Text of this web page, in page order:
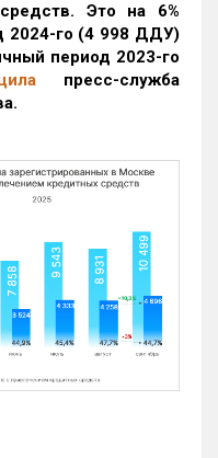
Это на 6%
2024-го (4 998 ДДУ)
период 2023-го
пресс-служба